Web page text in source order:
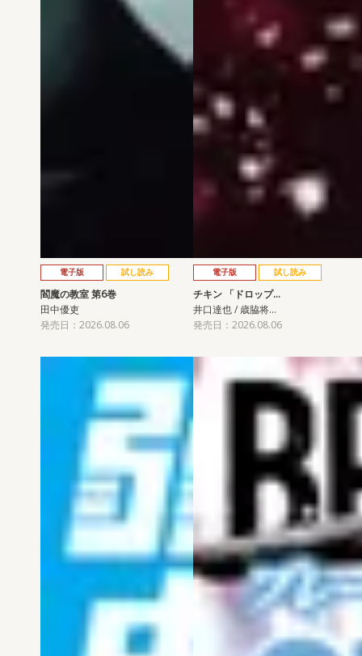
電子版 試し読み
閻魔の教室 第6巻
田中優吏
発売日：2026.08.06
電子版 試し読み
チキン 「ドロップ…
井口達也 / 歳脇将…
発売日：2026.08.06